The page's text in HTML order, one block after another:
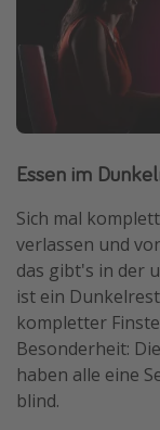
Essen im
Sich mal
verlassen und
das gibt's in der
ist ein
kompletter
Besonderheit:
haben alle eine
blind.